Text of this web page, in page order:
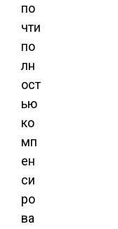
по
чти
по
лн
ост
ью
ко
мп
ен
си
ро
ва